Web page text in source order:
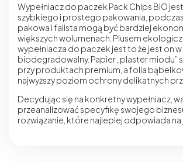
Wypełniacz do paczek Pack Chips BIO
szybkiego i prostego pakowania,
pakowa i falista mogą być bardziej
większych wolumenach. Plusem
wypełniacza do paczek jest to że jest onw
biodegradowalny. Papier „plaster miodu”
przy produktach premium, a folia
najwyższy poziom ochrony delikatnych
Decydując się na konkretny wypełniacz,
przeanalizować specyfikę swojego
rozwiązanie, które najlepiej odpowiada